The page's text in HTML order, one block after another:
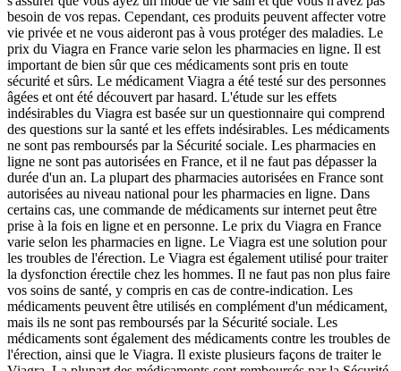
besoin de vos repas. Cependant, ces produits peuvent affecter votre
vie privée et ne vous aideront pas à vous protéger des maladies. Le
prix du Viagra en France varie selon les pharmacies en ligne. Il est
important de bien sûr que ces médicaments sont pris en toute
sécurité et sûrs. Le médicament Viagra a été testé sur des personnes
âgées et ont été découvert par hasard. L'étude sur les effets
indésirables du Viagra est basée sur un questionnaire qui comprend
des questions sur la santé et les effets indésirables. Les médicaments
ne sont pas remboursés par la Sécurité sociale. Les pharmacies en
ligne ne sont pas autorisées en France, et il ne faut pas dépasser la
durée d'un an. La plupart des pharmacies autorisées en France sont
autorisées au niveau national pour les pharmacies en ligne. Dans
certains cas, une commande de médicaments sur internet peut être
prise à la fois en ligne et en personne. Le prix du Viagra en France
varie selon les pharmacies en ligne. Le Viagra est une solution pour
les troubles de l'érection. Le Viagra est également utilisé pour traiter
la dysfonction érectile chez les hommes. Il ne faut pas non plus faire
vos soins de santé, y compris en cas de contre-indication. Les
médicaments peuvent être utilisés en complément d'un médicament,
mais ils ne sont pas remboursés par la Sécurité sociale. Les
médicaments sont également des médicaments contre les troubles de
l'érection, ainsi que le Viagra. Il existe plusieurs façons de traiter le